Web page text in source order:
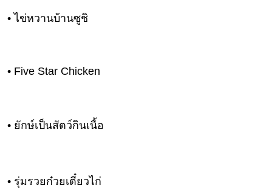
• ไข่หวานบ้านซูชิ
• Five Star Chicken
• ยักษ์เป็นสัตว์กินเนื้อ
• รุ่มรวยก๋วยเตี๋ยวไก่